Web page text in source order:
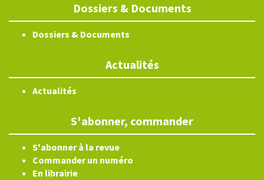
Dossiers & Documents
Dossiers & Documents
Actualités
Actualités
S'abonner, commander
S'abonner à la revue
Commander un numéro
En librairie